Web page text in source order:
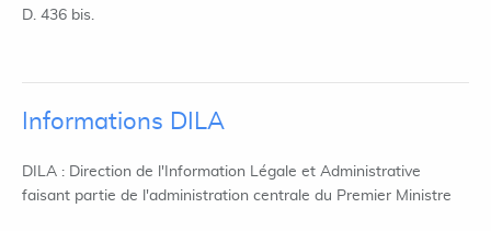
D. 436 bis.
Informations DILA
DILA : Direction de l'Information Légale et Administrative
faisant partie de l'administration centrale du Premier Ministre